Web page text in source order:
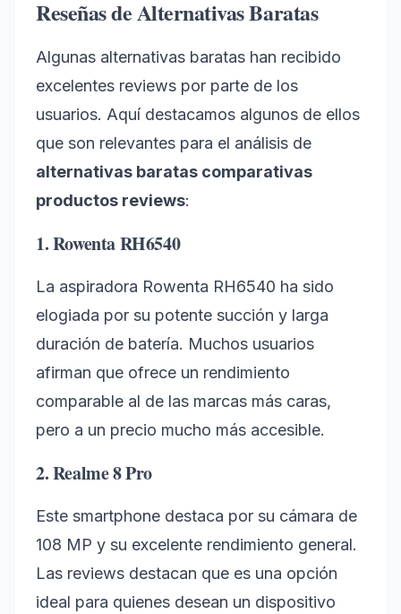
Reseñas de Alternativas Baratas
Algunas alternativas baratas han recibido
excelentes reviews por parte de los
usuarios. Aquí destacamos algunos de ellos
que son relevantes para el análisis de
alternativas baratas comparativas
productos reviews:
1. Rowenta RH6540
La aspiradora Rowenta RH6540 ha sido
elogiada por su potente succión y larga
duración de batería. Muchos usuarios
afirman que ofrece un rendimiento
comparable al de las marcas más caras,
pero a un precio mucho más accesible.
2. Realme 8 Pro
Este smartphone destaca por su cámara de
108 MP y su excelente rendimiento general.
Las reviews destacan que es una opción
ideal para quienes desean un dispositivo